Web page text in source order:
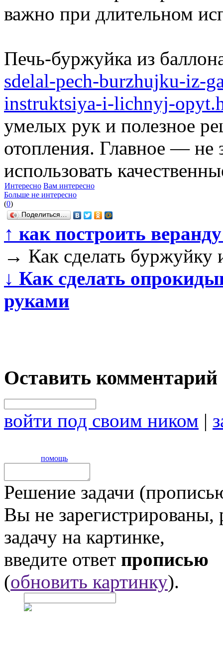
важно при длительном
Печь-буржуйка из
sdelal-pech-burzhujku-iz-
instruktsiya-i-lichnyj-
умелых рук и полезное
отопления. Главное — не
использовать
Интересно Вам интересно
Больше не интересно
(0)
Поделиться…
↑ как построить
→ Как сделать буржуйку
↓ Как сделать
руками
Оставить комментарий
войти под своим ником |
помощь
Решение задачи
Вы не
задачу на картинке,
введите ответ прописью
(обновить картинку).